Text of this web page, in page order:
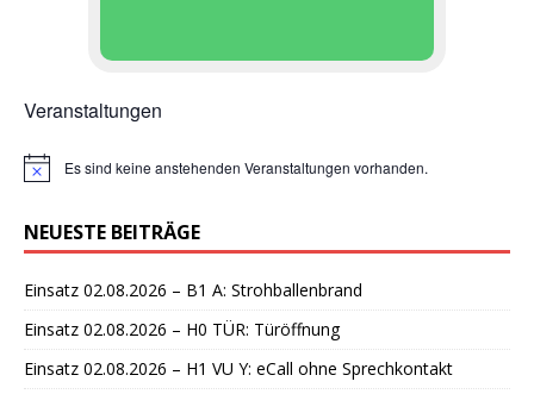
Veranstaltungen
H
w
e
s
Es sind keine anstehenden Veranstaltungen vorhanden.
NEUESTE BEITRÄGE
Einsatz 02.08.2026 – B1 A: Strohballenbrand
Einsatz 02.08.2026 – H0 TÜR: Türöffnung
Einsatz 02.08.2026 – H1 VU Y: eCall ohne Sprechkontakt